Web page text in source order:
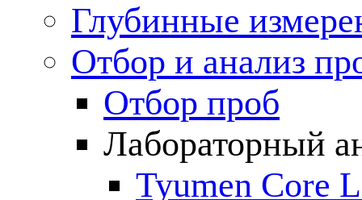
Глубинные
Отбор и анализ
Отбор проб
Лабораторный
Tyumen Core